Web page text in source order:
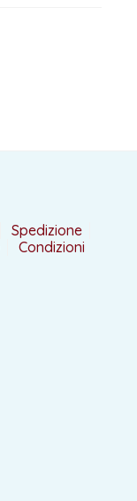
Spedizione
Condizioni